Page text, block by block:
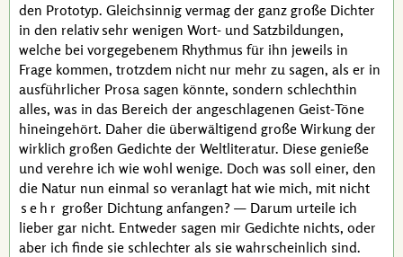
den Prototyp. Gleichsinnig vermag der ganz große Dichter
in den relativ sehr wenigen Wort- und Satzbildungen,
welche bei vorgegebenem Rhythmus für ihn jeweils in
Frage kommen, trotzdem nicht nur mehr zu sagen, als er in
ausführlicher Prosa sagen könnte, sondern schlechthin
alles, was in das Bereich der angeschlagenen Geist-Töne
hineingehört. Daher die überwältigend große Wirkung der
wirklich großen Gedichte der Weltliteratur. Diese genieße
und verehre ich wie wohl wenige. Doch was soll einer, den
die Natur nun einmal so veranlagt hat wie mich, mit nicht
sehr großer Dichtung anfangen? — Darum urteile ich
lieber gar nicht. Entweder sagen mir Gedichte nichts, oder
aber ich finde sie schlechter als sie wahrscheinlich sind.